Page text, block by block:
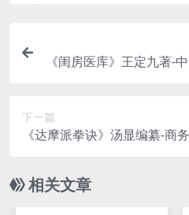
《闺房医库》王定九著-
下一篇
《达摩派拳诀》汤显编纂-商
相关文章